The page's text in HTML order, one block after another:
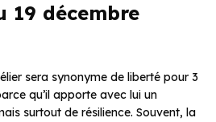
19 décembre
sera synonyme de liberté pour 3
qu’il apporte avec lui un
surtout de résilience. Souvent, la